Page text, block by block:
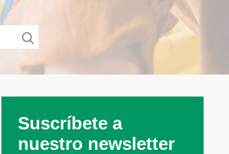
Suscríbete a
nuestro newsletter